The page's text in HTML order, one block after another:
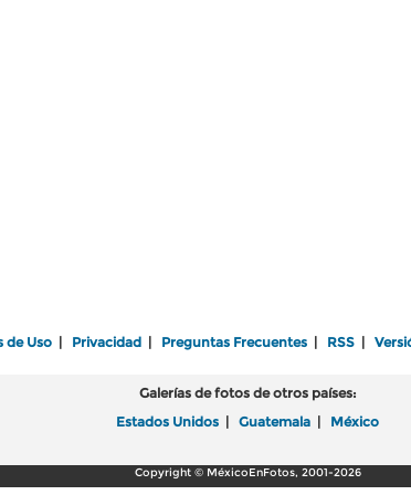
de Uso Privacidad Preguntas Frecuentes RSS
Galerías de fotos de otros países:
Estados Unidos
Guatemala México
Copyright © MéxicoEnFotos, 2001-2026